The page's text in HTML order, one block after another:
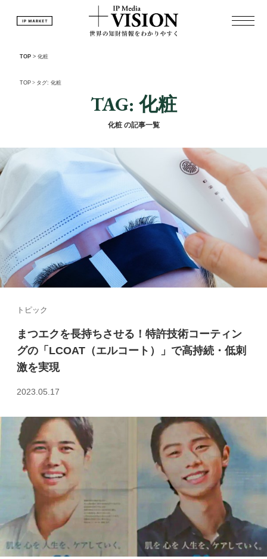
TOP > 化粧
TOP > タグ: 化粧
TAG: 化粧
化粧 の記事一覧
トピック
まつエクを長持ちさせる！特許技術コーティン
グの「LCOAT（エルコート）」で高持続・低刺
激を実現
2023.05.17